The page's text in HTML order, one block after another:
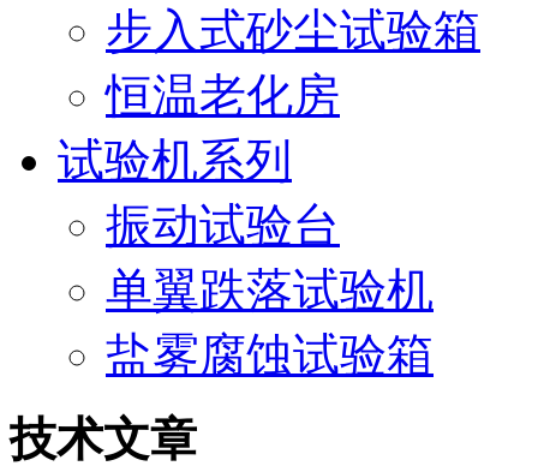
步入式砂尘试验箱
恒温老化房
试验机系列
振动试验台
单翼跌落试验机
盐雾腐蚀试验箱
技术文章